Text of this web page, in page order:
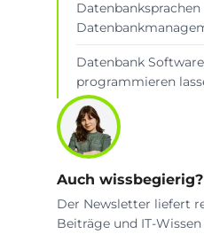
Datenbanksprachen
Datenbank
programmieren
Auch wissbegierig?
Der Newsletter liefert
Beiträge und IT-Wissen